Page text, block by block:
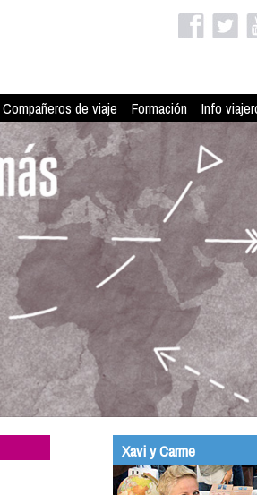
Compañeros de viaje Formación Info
Xavi y Carme